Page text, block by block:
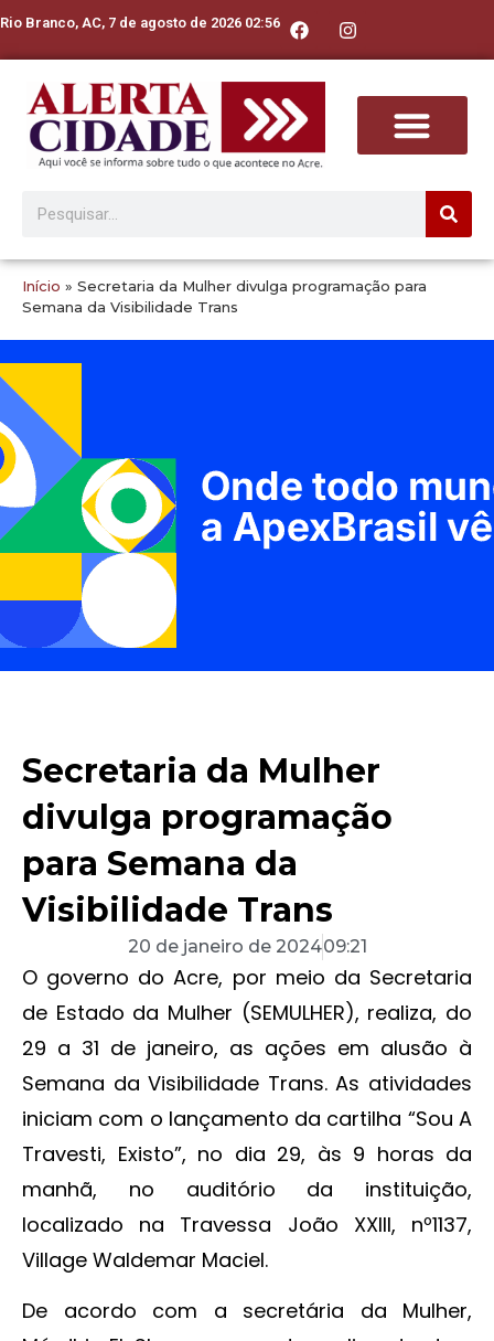
Rio Branco, AC, 7 de agosto de 2026 02:56
Início » Secretaria da Mulher divulga programação para
Semana da Visibilidade Trans
Secretaria da Mulher
divulga programação
para Semana da
Visibilidade Trans
20 de janeiro de 202409:21
O governo do Acre, por meio da Secretaria
de Estado da Mulher (SEMULHER), realiza, do
29 a 31 de janeiro, as ações em alusão à
Semana da Visibilidade Trans. As atividades
iniciam com o lançamento da cartilha “Sou A
Travesti, Existo”, no dia 29, às 9 horas da
manhã, no auditório da instituição,
localizado na Travessa João XXIII, nº1137,
Village Waldemar Maciel.
De acordo com a secretária da Mulher,